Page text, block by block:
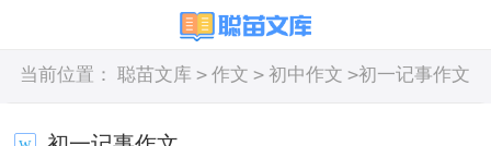
当前位置： 聪苗文库 > 作文 > 初中作文 >初一记事作文